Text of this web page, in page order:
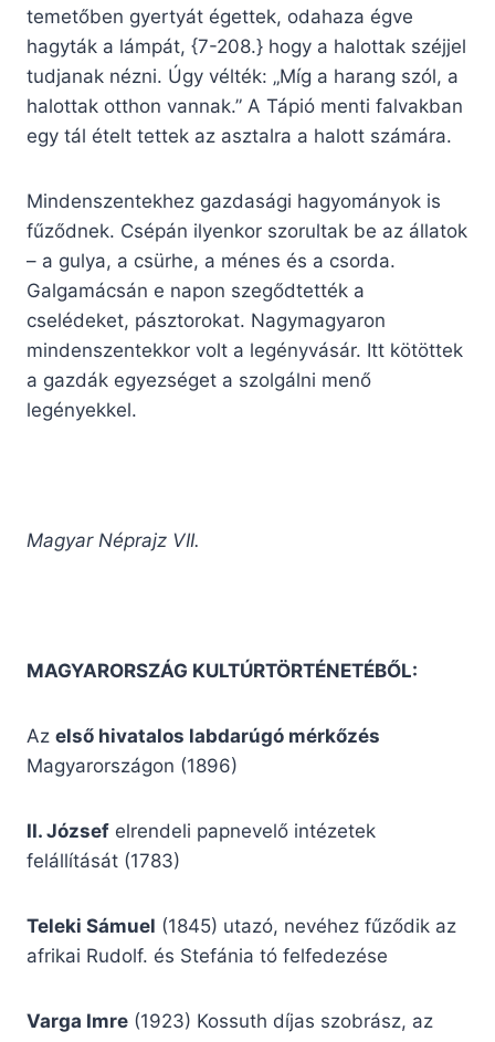
temetőben gyertyát égettek, odahaza égve
hagyták a lámpát, {7-208.} hogy a halottak széjjel
tudjanak nézni. Úgy vélték: „Míg a harang szól, a
halottak otthon vannak.” A Tápió menti falvakban
egy tál ételt tettek az asztalra a halott számára.
Mindenszentekhez gazdasági hagyományok is
fűződnek. Csépán ilyenkor szorultak be az állatok
– a gulya, a csürhe, a ménes és a csorda.
Galgamácsán e napon szegődtették a
cselédeket, pásztorokat. Nagymagyaron
mindenszentekkor volt a legényvásár. Itt kötöttek
a gazdák egyezséget a szolgálni menő
legényekkel.
Magyar Néprajz VII.
MAGYARORSZÁG KULTÚRTÖRTÉNETÉBŐL:
Az első hivatalos labdarúgó mérkőzés
Magyarországon (1896)
II. József elrendeli papnevelő intézetek
felállítását (1783)
Teleki Sámuel (1845) utazó, nevéhez fűződik az
afrikai Rudolf. és Stefánia tó felfedezése
Varga Imre (1923) Kossuth díjas szobrász, az